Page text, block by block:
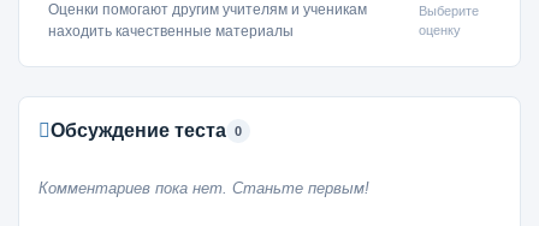
Оценки помогают другим учителям и ученикам
находить качественные материалы
Выберите
оценку
Обсуждение теста 0
Комментариев пока нет. Станьте первым!